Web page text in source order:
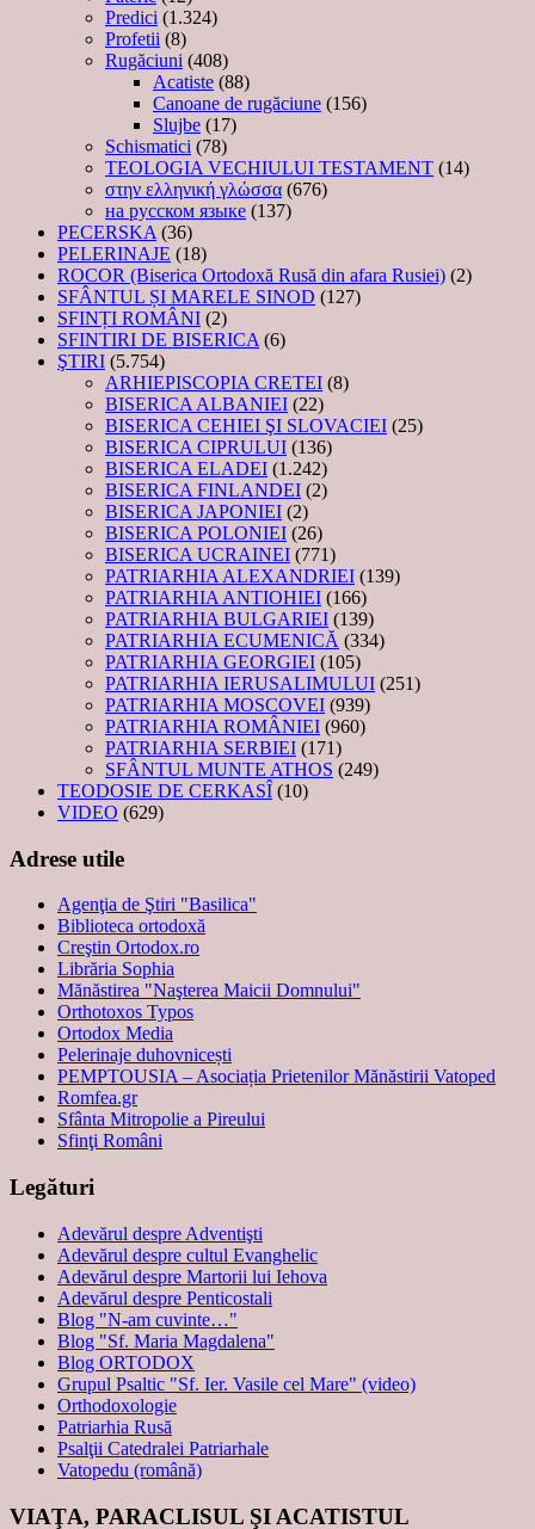
Predici (1.324)
Profetii (8)
Rugăciuni (408)
Acatiste (88)
Canoane de rugăciune (156)
Slujbe (17)
Schismatici (78)
TEOLOGIA VECHIULUI TESTAMENT (14)
στην ελληνική γλώσσα (676)
на русском языке (137)
PECERSKA (36)
PELERINAJE (18)
ROCOR (Biserica Ortodoxă Rusă din afara Rusiei) (2)
SFÂNTUL ȘI MARELE SINOD (127)
SFINȚI ROMÂNI (2)
SFINTIRI DE BISERICA (6)
ŞTIRI (5.754)
ARHIEPISCOPIA CRETEI (8)
BISERICA ALBANIEI (22)
BISERICA CEHIEI ŞI SLOVACIEI (25)
BISERICA CIPRULUI (136)
BISERICA ELADEI (1.242)
BISERICA FINLANDEI (2)
BISERICA JAPONIEI (2)
BISERICA POLONIEI (26)
BISERICA UCRAINEI (771)
PATRIARHIA ALEXANDRIEI (139)
PATRIARHIA ANTIOHIEI (166)
PATRIARHIA BULGARIEI (139)
PATRIARHIA ECUMENICĂ (334)
PATRIARHIA GEORGIEI (105)
PATRIARHIA IERUSALIMULUI (251)
PATRIARHIA MOSCOVEI (939)
PATRIARHIA ROMÂNIEI (960)
PATRIARHIA SERBIEI (171)
SFÂNTUL MUNTE ATHOS (249)
TEODOSIE DE CERKASÎ (10)
VIDEO (629)
Adrese utile
Agenţia de Ştiri "Basilica"
Biblioteca ortodoxă
Creştin Ortodox.ro
Librăria Sophia
Mănăstirea "Naşterea Maicii Domnului"
Orthotoxos Typos
Ortodox Media
Pelerinaje duhovnicești
PEMPTOUSIA – Asociația Prietenilor Mănăstirii Vatoped
Romfea.gr
Sfânta Mitropolie a Pireului
Sfinţi Români
Legături
Adevărul despre Adventişti
Adevărul despre cultul Evanghelic
Adevărul despre Martorii lui Iehova
Adevărul despre Penticostali
Blog "N-am cuvinte…"
Blog "Sf. Maria Magdalena"
Blog ORTODOX
Grupul Psaltic "Sf. Ier. Vasile cel Mare" (video)
Orthodoxologie
Patriarhia Rusă
Psalţii Catedralei Patriarhale
Vatopedu (română)
VIAŢA, PARACLISUL ŞI ACATISTUL